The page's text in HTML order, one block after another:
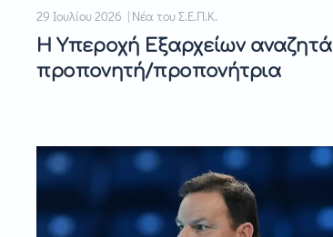
29 Ιουλίου 2026 | Νέα του Σ.Ε.Π.Κ.
Η Υπεροχή Εξαρχείων αναζητά
προπονητή/προπονήτρια